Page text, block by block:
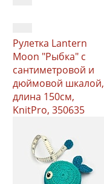
Рулетка Lantern
Moon "Рыбка" с
сантиметровой и
дюймовой шкалой,
длина 150см,
KnitPro, 350635